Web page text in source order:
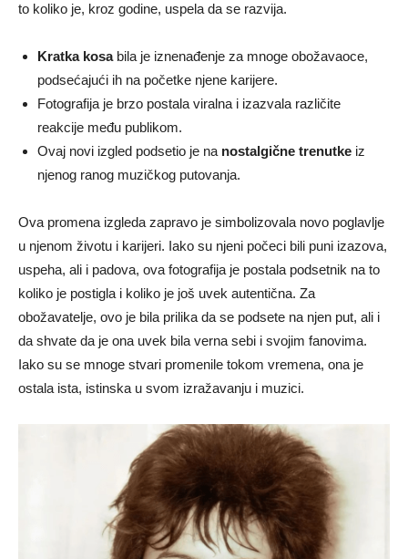
to koliko je, kroz godine, uspela da se razvija.
Kratka kosabila je iznenađenje za mnoge obožavaoce,
podsećajući ih na početke njene karijere.
Fotografija je brzo postala viralna i izazvala različite
reakcije među publikom.
Ovaj novi izgled podsetio je na nostalgične trenutke iz
njenog ranog muzičkog putovanja.
Ova promena izgleda zapravo je simbolizovala novo poglavlje
u njenom životu i karijeri. Iako su njeni počeci bili puni izazova,
uspeha, ali i padova, ova fotografija je postala podsetnik na to
koliko je postigla i koliko je još uvek autentična. Za
obožavatelje, ovo je bila prilika da se podsete na njen put, ali i
da shvate da je ona uvek bila verna sebi i svojim fanovima.
Iako su se mnoge stvari promenile tokom vremena, ona je
ostala ista, istinska u svom izražavanju i muzici.